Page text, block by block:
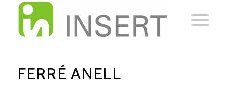
FERRÉ ANELL